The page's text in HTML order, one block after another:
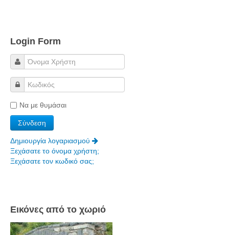
Login Form
Να με θυμάσαι
Δημιουργία λογαριασμού
Ξεχάσατε το όνομα χρήστη;
Ξεχάσατε τον κωδικό σας;
Εικόνες από το χωριό